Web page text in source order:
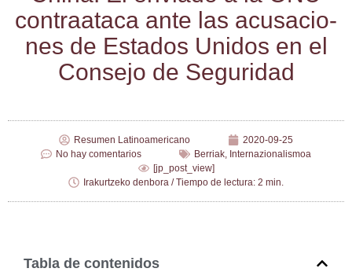
con­tra­ata­ca ante las acu­sa­cio­
nes de Esta­dos Uni­dos en el
Con­se­jo de Seguridad
Resumen Latinoamericano
2020-09-25
No hay comentarios
Berriak Internazionalismoa
[jp_post_view]
Irakurtzeko denbora / Tiempo de lectura: 2 min.
Tabla de contenidos